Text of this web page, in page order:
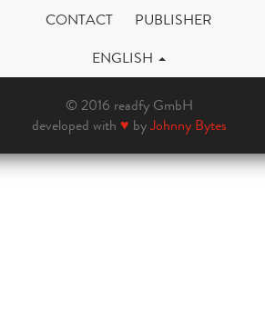
CONTACT
PUBLISHER
ENGLISH
© 2016 readfy GmbH
developed with ♥ byJohnny Bytes